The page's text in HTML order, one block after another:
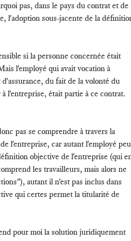
pas, dans le pays du contrat et de
l'adoption sous-jacente de la
si la personne concernée était
l'employé qui avait vocation à
du fait de la volonté du
l'entreprise, était partie à ce contrat.
pas se comprendre à travers la
l'entreprise, car autant l'employé
objective de l'entreprise (qui
les travailleurs, mais alors ne
autant il n'est pas inclus dans
qui certes permet la titularité de
pour moi la solution juridiquement